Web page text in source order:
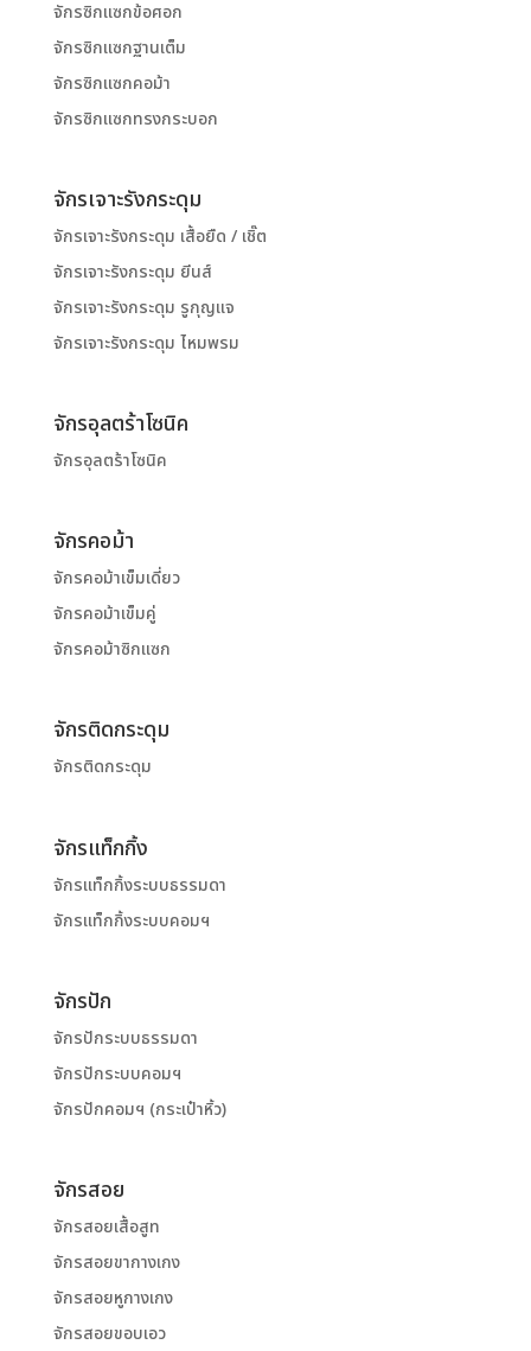
จักรซิกแซกข้อศอก
จักรซิกแซกฐานเต็ม
จักรซิกแซกคอม้า
จักรซิกแซกทรงกระบอก
จักรเจาะรังกระดุม
จักรเจาะรังกระดุม เสื้อยืด / เชิ๊ต
จักรเจาะรังกระดุม ยีนส์
จักรเจาะรังกระดุม รูกุญแจ
จักรเจาะรังกระดุม ไหมพรม
จักรอุลตร้าโซนิค
จักรอุลตร้าโซนิค
จักรคอม้า
จักรคอม้าเข็มเดี่ยว
จักรคอม้าเข็มคู่
จักรคอม้าซิกแซก
จักรติดกระดุม
จักรติดกระดุม
จักรแท็กกิ้ง
จักรแท็กกิ้งระบบธรรมดา
จักรแท็กกิ้งระบบคอมฯ
จักรปัก
จักรปักระบบธรรมดา
จักรปักระบบคอมฯ
จักรปักคอมฯ (กระเป๋าหิ้ว)
จักรสอย
จักรสอยเสื้อสูท
จักรสอยขากางเกง
จักรสอยหูกางเกง
จักรสอยขอบเอว